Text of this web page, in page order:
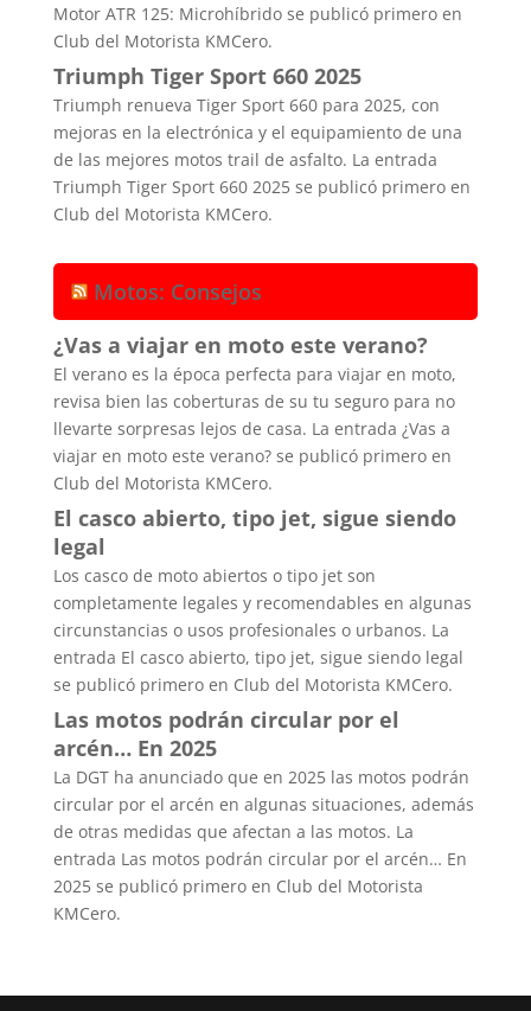
Motor ATR 125: Microhíbrido se publicó primero en
Club del Motorista KMCero.
Triumph Tiger Sport 660 2025
Triumph renueva Tiger Sport 660 para 2025, con
mejoras en la electrónica y el equipamiento de una
de las mejores motos trail de asfalto. La entrada
Triumph Tiger Sport 660 2025 se publicó primero en
Club del Motorista KMCero.
Motos: Consejos
¿Vas a viajar en moto este verano?
El verano es la época perfecta para viajar en moto,
revisa bien las coberturas de su tu seguro para no
llevarte sorpresas lejos de casa. La entrada ¿Vas a
viajar en moto este verano? se publicó primero en
Club del Motorista KMCero.
El casco abierto, tipo jet, sigue siendo
legal
Los casco de moto abiertos o tipo jet son
completamente legales y recomendables en algunas
circunstancias o usos profesionales o urbanos. La
entrada El casco abierto, tipo jet, sigue siendo legal
se publicó primero en Club del Motorista KMCero.
Las motos podrán circular por el
arcén… En 2025
La DGT ha anunciado que en 2025 las motos podrán
circular por el arcén en algunas situaciones, además
de otras medidas que afectan a las motos. La
entrada Las motos podrán circular por el arcén… En
2025 se publicó primero en Club del Motorista
KMCero.